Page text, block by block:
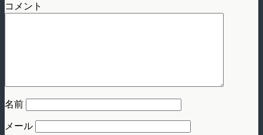
コメント
名前
メール